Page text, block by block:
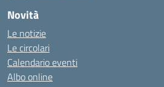
Novità
Le notizie
Le circolari
Calendario eventi
Albo online